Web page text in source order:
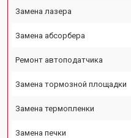
Замена лазера
Замена абсорбера
Ремонт автоподатчика
Замена тормозной площадки
Замена термопленки
Замена печки